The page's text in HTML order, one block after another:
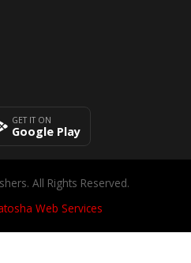
GET IT ON
Google Play
All Rights Reserved.
Web Services